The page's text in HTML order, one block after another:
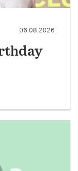
06.08.2026